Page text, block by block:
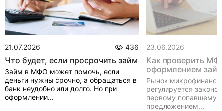
21.07.2026 436
Что будет, если просрочить займ
Займ в МФО может помочь, если
деньги нужны срочно, а обращаться в
банк неудобно или долго. Но при
оформлении...
23.06.2026
Как проверить
оформлением
Рынок
регулируется
первому
предложением...